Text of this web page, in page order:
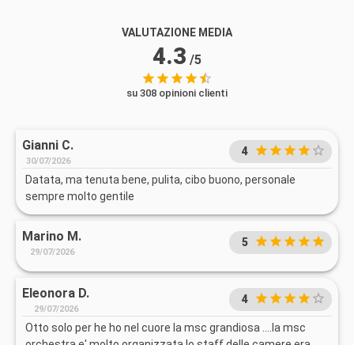
VALUTAZIONE MEDIA
4.3 /5
su 308 opinioni clienti
Gianni C.
30/07/2026
4
Datata, ma tenuta bene, pulita, cibo buono, personale
sempre molto gentile
Marino M.
29/07/2026
5
Eleonora D.
29/07/2026
4
Otto solo per he ho nel cuore la msc grandiosa ....la msc